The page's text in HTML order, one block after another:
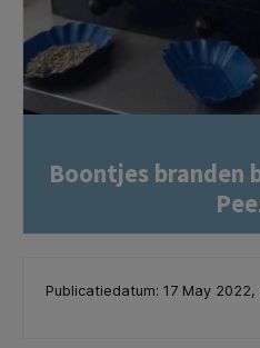
Boontjes branden
Publicatiedatum: 17 May 2022,